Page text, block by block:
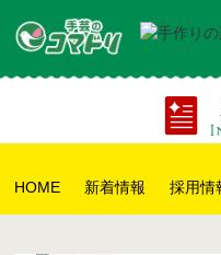
HOME 新着情報 採用情